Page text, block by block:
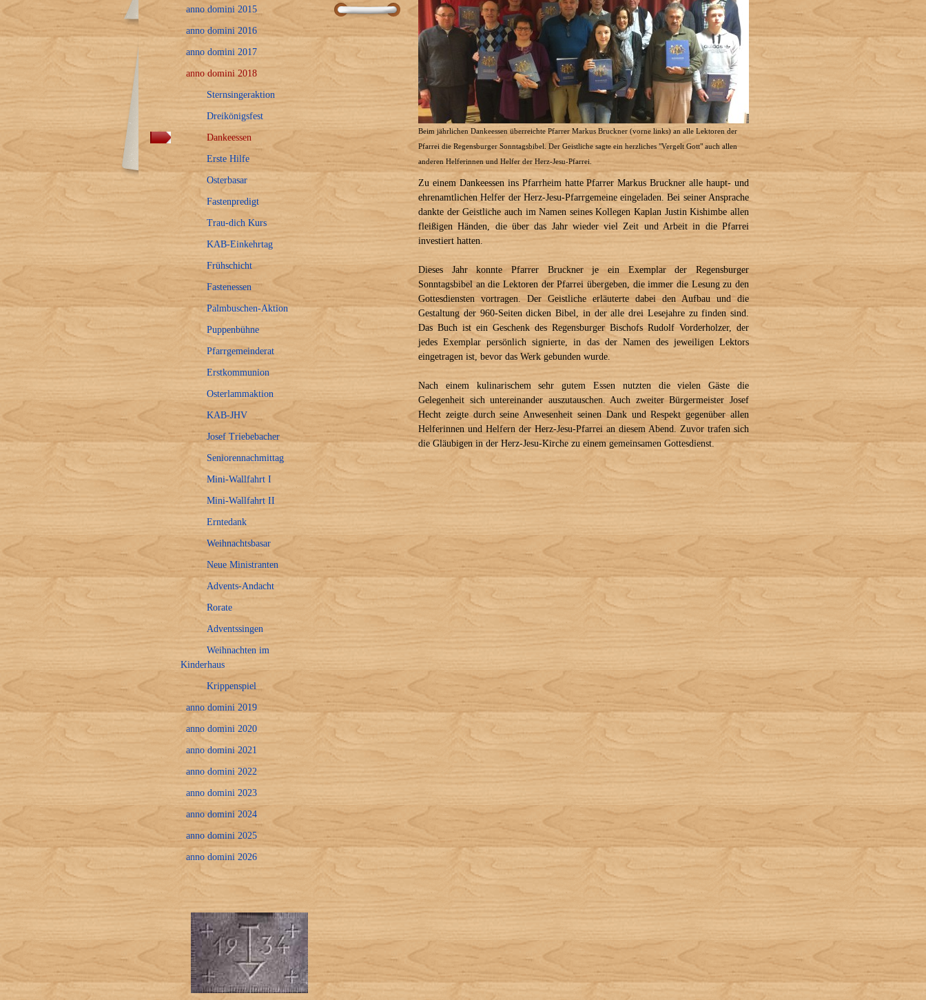
Beim jährlichen Dankeessen überreichte Pfarrer Markus Bruckner (vorne links) an alle Lektoren der
Pfarrei die Regensburger Sonntagsbibel. Der Geistliche sagte ein herzliches "Vergelt Gott" auch allen
anderen Helferinnen und Helfer der Herz-Jesu-Pfarrei.
Zu einem Dankeessen ins Pfarrheim hatte Pfarrer Markus Bruckner alle haupt- und
ehrenamtlichen Helfer der Herz-Jesu-Pfarrgemeine eingeladen. Bei seiner Ansprache
dankte der Geistliche auch im Namen seines Kollegen Kaplan Justin Kishimbe allen
fleißigen Händen, die über das Jahr wieder viel Zeit und Arbeit in die Pfarrei
investiert hatten.
Dieses Jahr konnte Pfarrer Bruckner je ein Exemplar der Regensburger
Sonntagsbibel an die Lektoren der Pfarrei übergeben, die immer die Lesung zu den
Gottesdiensten vortragen. Der Geistliche erläuterte dabei den Aufbau und die
Gestaltung der 960-Seiten dicken Bibel, in der alle drei Lesejahre zu finden sind.
Das Buch ist ein Geschenk des Regensburger Bischofs Rudolf Vorderholzer, der
jedes Exemplar persönlich signierte, in das der Namen des jeweiligen Lektors
eingetragen ist, bevor das Werk gebunden wurde.
Nach einem kulinarischem sehr gutem Essen nutzten die vielen Gäste die
Gelegenheit sich untereinander auszutauschen. Auch zweiter Bürgermeister Josef
Hecht zeigte durch seine Anwesenheit seinen Dank und Respekt gegenüber allen
Helferinnen und Helfern der Herz-Jesu-Pfarrei an diesem Abend. Zuvor trafen sich
die Gläubigen in der Herz-Jesu-Kirche zu einem gemeinsamen Gottesdienst.
anno domini 2015
anno domini 2016
anno domini 2017
anno domini 2018
Sternsingeraktion
Dreikönigsfest
Dankeessen
Erste Hilfe
Osterbasar
Fastenpredigt
Trau-dich Kurs
KAB-Einkehrtag
Frühschicht
Fastenessen
Palmbuschen-Aktion
Puppenbühne
Pfarrgemeinderat
Erstkommunion
Osterlammaktion
KAB-JHV
Josef Triebebacher
Seniorennachmittag
Mini-Wallfahrt I
Mini-Wallfahrt II
Erntedank
Weihnachtsbasar
Neue Ministranten
Advents-Andacht
Rorate
Adventssingen
Weihnachten im
Kinderhaus
Krippenspiel
anno domini 2019
anno domini 2020
anno domini 2021
anno domini 2022
anno domini 2023
anno domini 2024
anno domini 2025
anno domini 2026